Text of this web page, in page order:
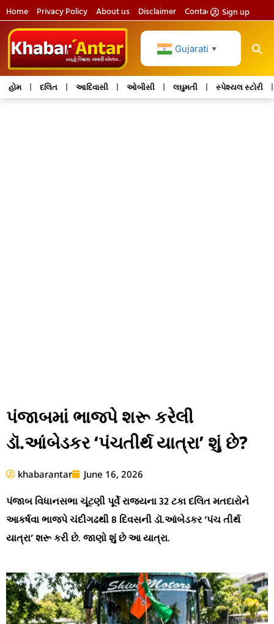
Home Privacy Policy About us Disclaimer Contact usSign up
Gujarati ▼
હોમ દલિત આદિવાસી ઓબીસી લઘુમતી સ્પેશ્યલ સ્ટોરી
પંજાબમાં ભાજપે શરૂ કરેલી
ડૉ.આંબેડકર ‘પંચતીર્થ યાત્રા’ શું છે?
khabarantar June 16, 2026
પંજાબ વિધાનસભા ચૂંટણી પૂર્વે રાજ્યના 32 ટકા દલિત મતદારોને
આકર્ષવા ભાજપે ચંદીગઢથી 8 દિવસની ડૉ.આંબેડકર ‘પંચ તીર્થ
યાત્રા’ શરૂ કરી છે. જાણો શું છે આ યાત્રા.